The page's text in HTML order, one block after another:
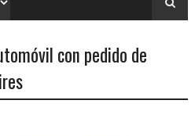
con pedido de